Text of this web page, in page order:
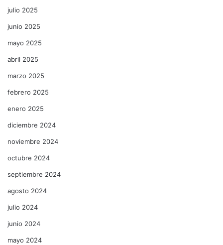
julio 2025
junio 2025
mayo 2025
abril 2025
marzo 2025
febrero 2025
enero 2025
diciembre 2024
noviembre 2024
octubre 2024
septiembre 2024
agosto 2024
julio 2024
junio 2024
mayo 2024